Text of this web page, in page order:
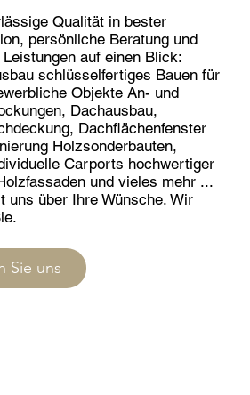
Qualität in bester
persönliche Beratung und
auf einen Blick:
schlüsselfertiges Bauen für
Objekte An- und
Dachausbau,
Dachflächenfenster
Holzsonderbauten,
Carports hochwertiger
und vieles mehr ...
uns über Ihre Wünsche. Wir
Sie uns